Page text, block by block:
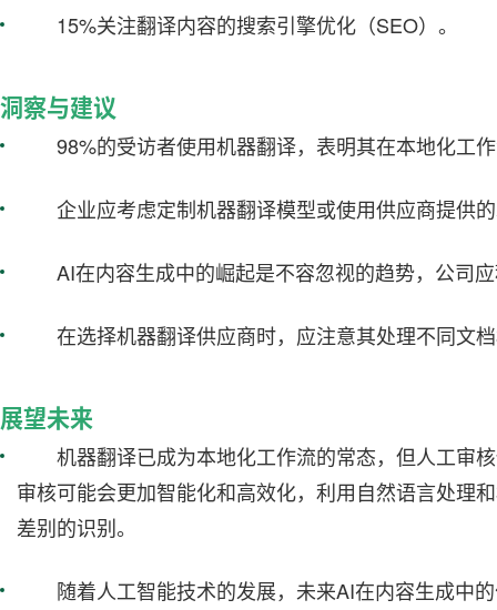
15%关注翻译内容的搜索引擎优化（SEO）。
洞察与建议
98%的受访者使用机器翻译，表明其在本地化工
企业应考虑定制机器翻译模型或使用供应商提供
AI在内容生成中的崛起是不容忽视的趋势，公司
在选择机器翻译供应商时，应注意其处理不同文
展望未来
机器翻译已成为本地化工作流的常态，但人工审
审核可能会更加智能化和高效化，利用自然语言处理
差别的识别。
随着人工智能技术的发展，未来AI在内容生成中